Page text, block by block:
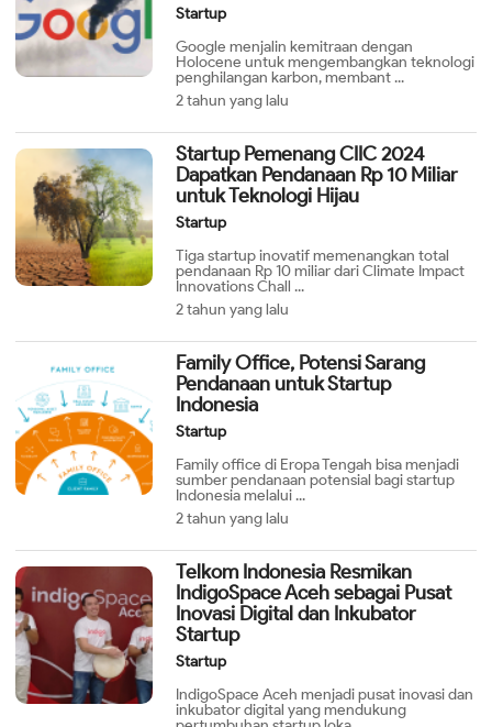
Startup
Google menjalin kemitraan dengan
Holocene untuk mengembangkan teknologi
penghilangan karbon, membant ...
2 tahun yang lalu
Startup Pemenang CIIC 2024
Dapatkan Pendanaan Rp 10 Miliar
untuk Teknologi Hijau
Startup
Tiga startup inovatif memenangkan total
pendanaan Rp 10 miliar dari Climate Impact
Innovations Chall ...
2 tahun yang lalu
Family Office, Potensi Sarang
Pendanaan untuk Startup
Indonesia
Startup
Family office di Eropa Tengah bisa menjadi
sumber pendanaan potensial bagi startup
Indonesia melalui ...
2 tahun yang lalu
Telkom Indonesia Resmikan
IndigoSpace Aceh sebagai Pusat
Inovasi Digital dan Inkubator
Startup
Startup
IndigoSpace Aceh menjadi pusat inovasi dan
inkubator digital yang mendukung